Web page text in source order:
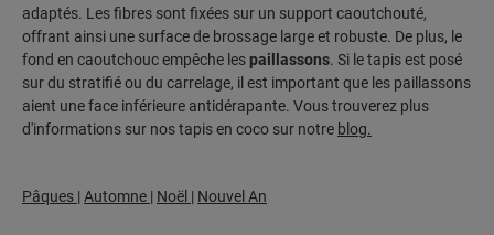
adaptés. Les fibres sont fixées sur un support caoutchouté,
offrant ainsi une surface de brossage large et robuste. De plus, le
fond en caoutchouc empêche lespaillassons. Si le tapis est posé
sur du stratifié ou du carrelage, il est important que les paillassons
aient une face inférieure antidérapante. Vous trouverez plus
d'informations sur nos tapis en coco sur notre blog.
Pâques | Automne | Noël | Nouvel An